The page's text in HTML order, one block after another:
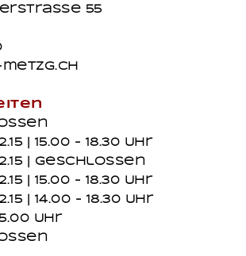
55
| 15.00 - 18.30 Uhr
| geschlossen
| 15.00 - 18.30 Uhr
| 14.00 - 18.30 Uhr
Uhr